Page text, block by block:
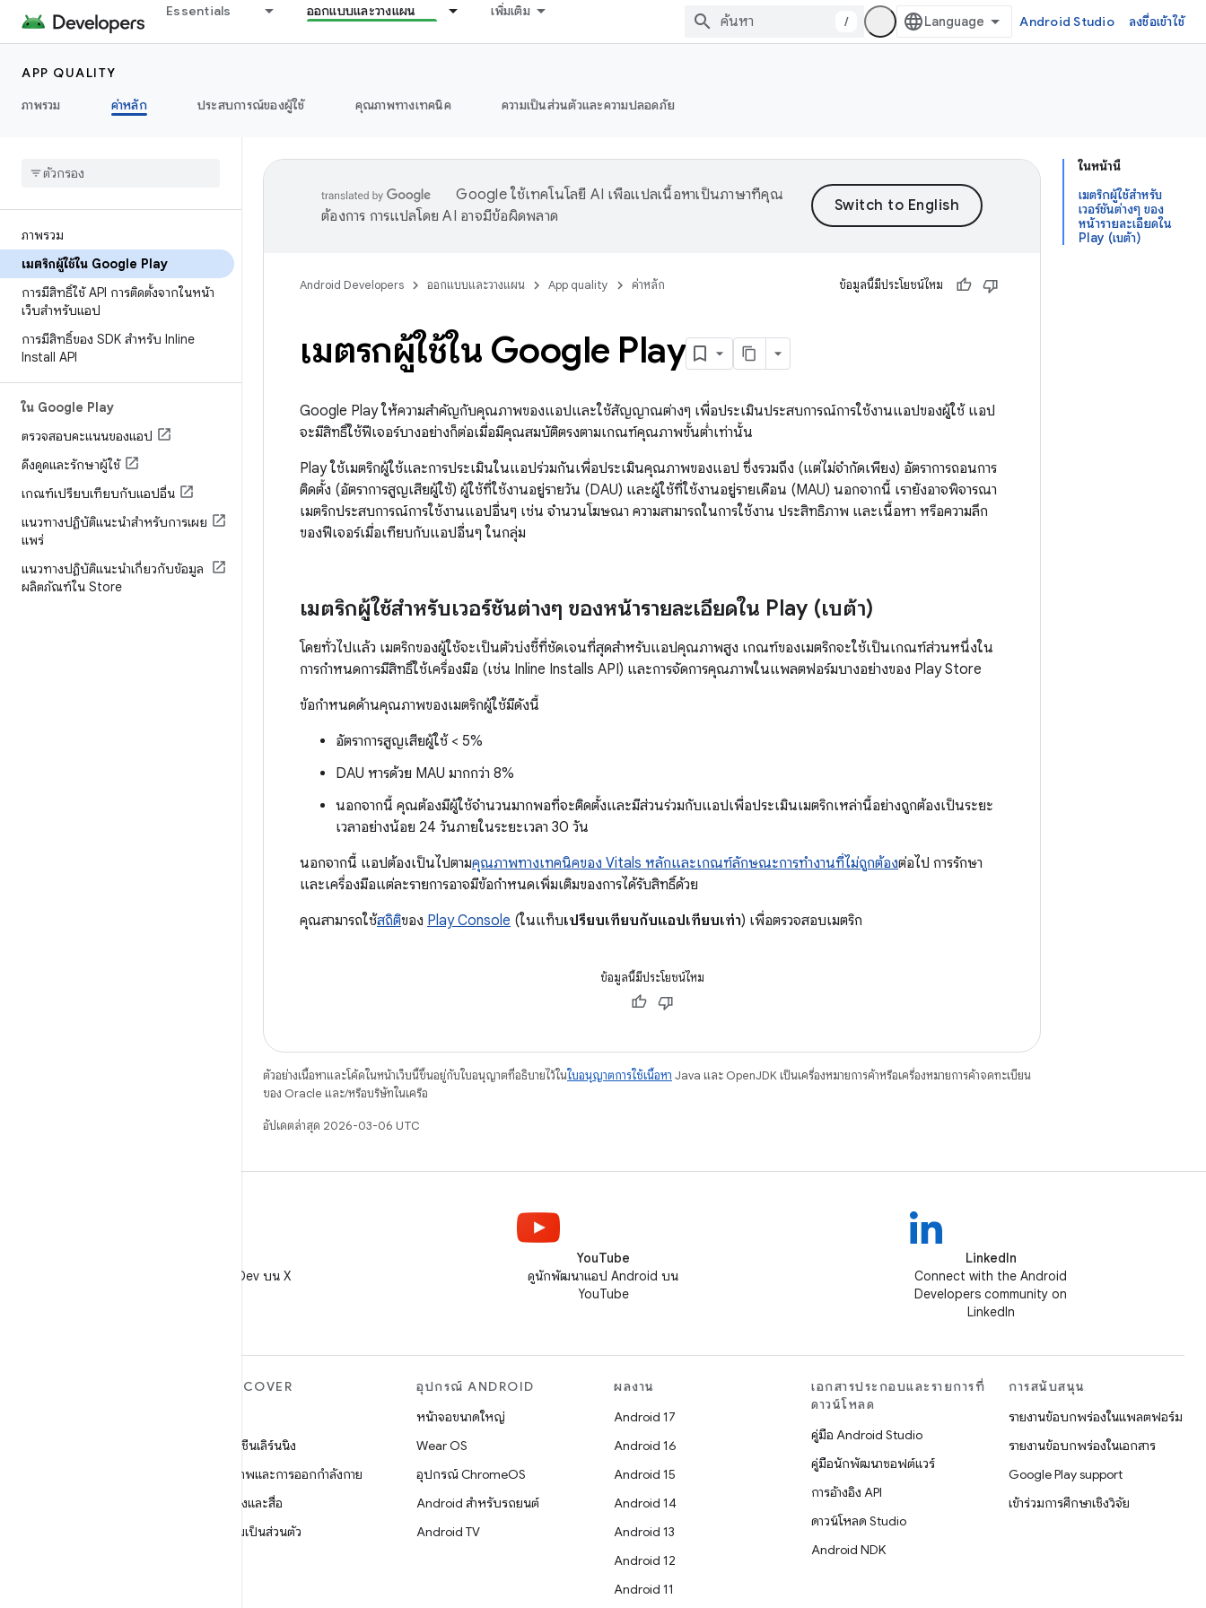
Essentials ออกแบบและวางแผน เพิ่มเติม
/ Android Studio ลงชื่อเข้าใช้
APP QUALITY
ภาพรวม
ค่าหลัก ประสบการณ์ของผู้ใช้ คุณภาพทางเทคนิค ความเป็นส่วนตัวและความปลอดภัย
ภาพรวม
เมตริกผู้ใช้ใน Google Play
การมีสิทธิ์ใช้ API การติดตั้งจากในหน้า
เว็บสําหรับแอป
การมีสิทธิ์ของ SDK สำหรับ Inline
Install API
ใน Google Play
ตรวจสอบคะแนนของแอป
ดึงดูดและรักษาผู้ใช้
เกณฑ์เปรียบเทียบกับแอปอื่น
แนวทางปฏิบัติแนะนำสำหรับการเผย
แพร่
แนวทางปฏิบัติแนะนำเกี่ยวกับข้อมูล
ผลิตภัณฑ์ใน Store
ในหน้านี้
เมตริกผู้ใช้สำหรับ
เวอร์ชันต่างๆ ของ
หน้ารายละเอียดใน
Play (เบต้า)
Google ใช้เทคโนโลยี AI เพื่อแปลเนื้อหาเป็นภาษาที่คุณ
ต้องการ การแปลโดย AI อาจมีข้อผิดพลาด
Android Developers ออกแบบและวางแผน App quality ค่าหลัก ข้อมูลนี้มีประโยชน์ไหม
เมตริกผู้ใช้ใน Google Play
Google Play ให้ความสำคัญกับคุณภาพของแอปและใช้สัญญาณต่างๆ เพื่อประเมินประสบการณ์การใช้งานแอปของผู้ใช้ แอป
จะมีสิทธิ์ใช้ฟีเจอร์บางอย่างก็ต่อเมื่อมีคุณสมบัติตรงตามเกณฑ์คุณภาพขั้นต่ำเท่านั้น
Play ใช้เมตริกผู้ใช้และการประเมินในแอปร่วมกันเพื่อประเมินคุณภาพของแอป ซึ่งรวมถึง (แต่ไม่จํากัดเพียง) อัตราการถอนการ
ติดตั้ง (อัตราการสูญเสียผู้ใช้) ผู้ใช้ที่ใช้งานอยู่รายวัน (DAU) และผู้ใช้ที่ใช้งานอยู่รายเดือน (MAU) นอกจากนี้ เรายังอาจพิจารณา
เมตริกประสบการณ์การใช้งานแอปอื่นๆ เช่น จำนวนโฆษณา ความสามารถในการใช้งาน ประสิทธิภาพ และเนื้อหา หรือความลึก
ของฟีเจอร์เมื่อเทียบกับแอปอื่นๆ ในกลุ่ม
เมตริกผู้ใช้สำหรับเวอร์ชันต่างๆ ของหน้ารายละเอียดใน Play (เบต้า)
โดยทั่วไปแล้ว เมตริกของผู้ใช้จะเป็นตัวบ่งชี้ที่ชัดเจนที่สุดสำหรับแอปคุณภาพสูง เกณฑ์ของเมตริกจะใช้เป็นเกณฑ์ส่วนหนึ่งใน
การกำหนดการมีสิทธิ์ใช้เครื่องมือ (เช่น Inline Installs API) และการจัดการคุณภาพในแพลตฟอร์มบางอย่างของ Play Store
ข้อกําหนดด้านคุณภาพของเมตริกผู้ใช้มีดังนี้
อัตราการสูญเสียผู้ใช้ < 5%
DAU หารด้วย MAU มากกว่า 8%
นอกจากนี้ คุณต้องมีผู้ใช้จำนวนมากพอที่จะติดตั้งและมีส่วนร่วมกับแอปเพื่อประเมินเมตริกเหล่านี้อย่างถูกต้องเป็นระยะ
เวลาอย่างน้อย 24 วันภายในระยะเวลา 30 วัน
นอกจากนี้ แอปต้องเป็นไปตามคุณภาพทางเทคนิคของ Vitals หลักและเกณฑ์ลักษณะการทำงานที่ไม่ถูกต้องต่อไป การรักษา
และเครื่องมือแต่ละรายการอาจมีข้อกำหนดเพิ่มเติมของการได้รับสิทธิ์ด้วย
คุณสามารถใช้สถิติของ Play Console (ในแท็บเปรียบเทียบกับแอปเทียบเท่า) เพื่อตรวจสอบเมตริก
ข้อมูลนี้มีประโยชน์ไหม
ตัวอย่างเนื้อหาและโค้ดในหน้าเว็บนี้ขึ้นอยู่กับใบอนุญาตที่อธิบายไว้ในใบอนุญาตการใช้เนื้อหา Java และ OpenJDK เป็นเครื่องหมายการค้าหรือเครื่องหมายการค้าจดทะเบียน
ของ Oracle และ/หรือบริษัทในเครือ
อัปเดตล่าสุด 2026-03-06 UTC
ติดตาม @AndroidDev บน X
YouTube
ดูนักพัฒนาแอป Android บน
YouTube
LinkedIn
Connect with the Android
Developers community on
LinkedIn
DISCOVER
แมชชีนเลิร์นนิง
สุขภาพและการออกกำลังกาย
กล้องและสื่อ
ความเป็นส่วนตัว
อุปกรณ์ ANDROID
หน้าจอขนาดใหญ่
Wear OS
อุปกรณ์ ChromeOS
Android สำหรับรถยนต์
Android TV
ผลงาน
Android 17
Android 16
Android 15
Android 14
Android 13
Android 12
Android 11
เอกสารประกอบและรายการที่
ดาวน์โหลด
คู่มือ Android Studio
คู่มือนักพัฒนาซอฟต์แวร์
การอ้างอิง API
ดาวน์โหลด Studio
Android NDK
การสนับสนุน
รายงานข้อบกพร่องในแพลตฟอร์ม
รายงานข้อบกพร่องในเอกสาร
Google Play support
เข้าร่วมการศึกษาเชิงวิจัย